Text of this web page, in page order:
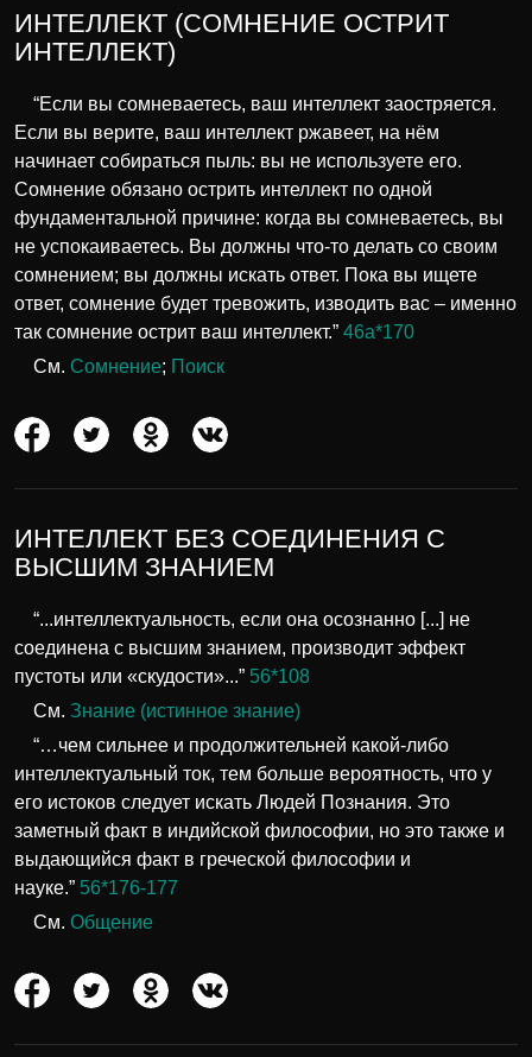
ИНТЕЛЛЕКТ (СОМНЕНИЕ ОСТРИТ
ИНТЕЛЛЕКТ)
“Если вы сомневаетесь, ваш интеллект заостряется.
Если вы верите, ваш интеллект ржавеет, на нём
начинает собираться пыль: вы не используете его.
Сомнение обязано острить интеллект по одной
фундаментальной причине: когда вы сомневаетесь, вы
не успокаиваетесь. Вы должны что-то делать со своим
сомнением; вы должны искать ответ. Пока вы ищете
ответ, сомнение будет тревожить, изводить вас – именно
так сомнение острит ваш интеллект.” 46а*170
См. Сомнение; Поиск
ИНТЕЛЛЕКТ БЕЗ СОЕДИНЕНИЯ С
ВЫСШИМ ЗНАНИЕМ
“...интеллектуальность, если она осознанно [...] не
соединена с высшим знанием, производит эффект
пустоты или «скудости»...” 56*108
См. Знание (истинное знание)
“…чем сильнее и продолжительней какой-либо
интеллектуальный ток, тем больше вероятность, что у
его истоков следует искать Людей Познания. Это
заметный факт в индийской философии, но это также и
выдающийся факт в греческой философии и
науке.” 56*176-177
См. Общение